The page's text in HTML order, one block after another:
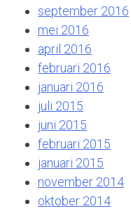
september 2016
mei 2016
april 2016
februari 2016
januari 2016
juli 2015
juni 2015
februari 2015
januari 2015
november 2014
oktober 2014